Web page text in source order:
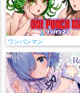
ワンパンマン